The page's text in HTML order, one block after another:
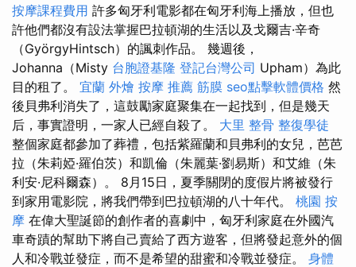
按摩課程費用 許多匈牙利電影都在匈牙利海上播放，但也
許他們都沒有設法掌握巴拉頓湖的生活以及戈爾吉·辛奇
（GyörgyHintsch）的諷刺作品。 幾週後，
Johanna（Misty 台胞證基隆 登記台灣公司 Upham）為此
目的租了。 宜蘭 外燴 按摩 推薦 筋膜 seo點擊軟體價格 然
後貝弗利消失了，這鼓勵家庭聚集在一起找到，但是幾天
后，事實證明，一家人已經自殺了。 大里 整骨 整復學徒
整個家庭都參加了葬禮，包括紫羅蘭和貝弗利的女兒，芭芭
拉（朱莉婭·羅伯茨）和凱倫（朱麗葉·劉易斯）和艾維（朱
利安·尼科爾森）。 8月15日，夏季關閉的度假片將被發行
到家用電影院，將我們帶到巴拉頓湖的八十年代。 桃園 按
摩 在偉大聖誕節的創作者的喜劇中，匈牙利家庭在外國汽
車奇蹟的幫助下將自己賣給了西方遊客，但將發起意外的個
人和冷戰並發症，而不是希望的甜蜜和冷戰並發症。 身體